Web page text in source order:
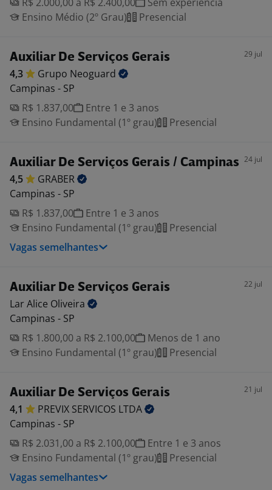
Ensino Médio (2º Grau)
Presencial
Auxiliar De Serviços Gerais 29 jul
4,3 Grupo Neoguard
Campinas - SP
R$ 1.837,00
Entre 1 e 3 anos
Ensino Fundamental (1º grau)
Presencial
Auxiliar De Serviços Gerais / Campinas 24 jul
4,5
GRABER
Campinas - SP
R$ 1.837,00
Entre 1 e 3 anos
Ensino Fundamental (1º grau)
Presencial
Vagas semelhantes
Auxiliar De Serviços Gerais 22 jul
Lar Alice Oliveira
Campinas - SP
R$ 1.800,00 a R$ 2.100,00
Menos de 1 ano
Ensino Fundamental (1º grau)
Presencial
Auxiliar De Serviços Gerais 21 jul
4,1 PREVIX SERVICOS LTDA
Campinas - SP
R$ 2.031,00 a R$ 2.100,00
Entre 1 e 3 anos
Ensino Fundamental (1º grau)
Presencial
Vagas semelhantes